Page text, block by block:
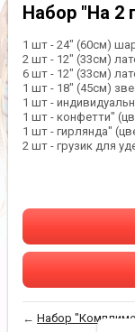
Набор "На 2
1 шт - 24" (60см)
2 шт - 12" (33см)
6 шт - 12" (33см)
1 шт - 18" (45см)
1 шт -
1 шт - конфетти"
1 шт - гирлянда"
2 шт - грузик для
←Набор